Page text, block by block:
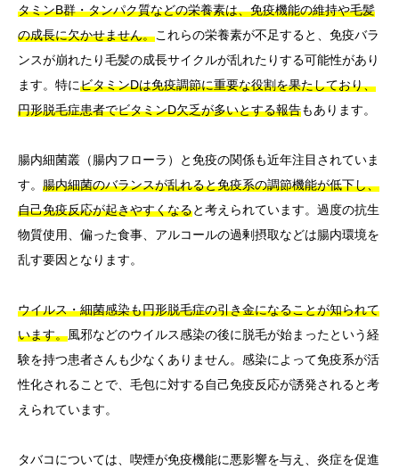
タミンB群・タンパク質などの栄養素は、免疫機能の維持や毛髪
の成長に欠かせません。これらの栄養素が不足すると、免疫バラ
ンスが崩れたり毛髪の成長サイクルが乱れたりする可能性があり
ます。特にビタミンDは免疫調節に重要な役割を果たしており、
円形脱毛症患者でビタミンD欠乏が多いとする報告もあります。
腸内細菌叢（腸内フローラ）と免疫の関係も近年注目されていま
す。 腸内細菌のバランスが乱れると免疫系の調節機能が低下し、
自己免疫反応が起きやすくなると考えられています。過度の抗生
物質使用、偏った食事、アルコールの過剰摂取などは腸内環境を
乱す要因となります。
ウイルス・細菌感染も円形脱毛症の引き金になることが知られて
います。風邪などのウイルス感染の後に脱毛が始まったという経
験を持つ患者さんも少なくありません。感染によって免疫系が活
性化されることで、毛包に対する自己免疫反応が誘発されると考
えられています。
タバコについては、喫煙が免疫機能に悪影響を与え、炎症を促進